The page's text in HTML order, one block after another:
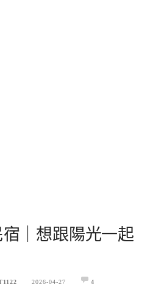
｜想跟陽光一起
2026-04-27 4